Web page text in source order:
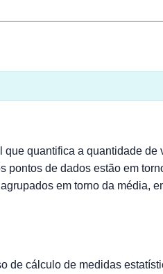
quantifica a quantidade
de dados estão em
em torno da média,
de cálculo de medidas